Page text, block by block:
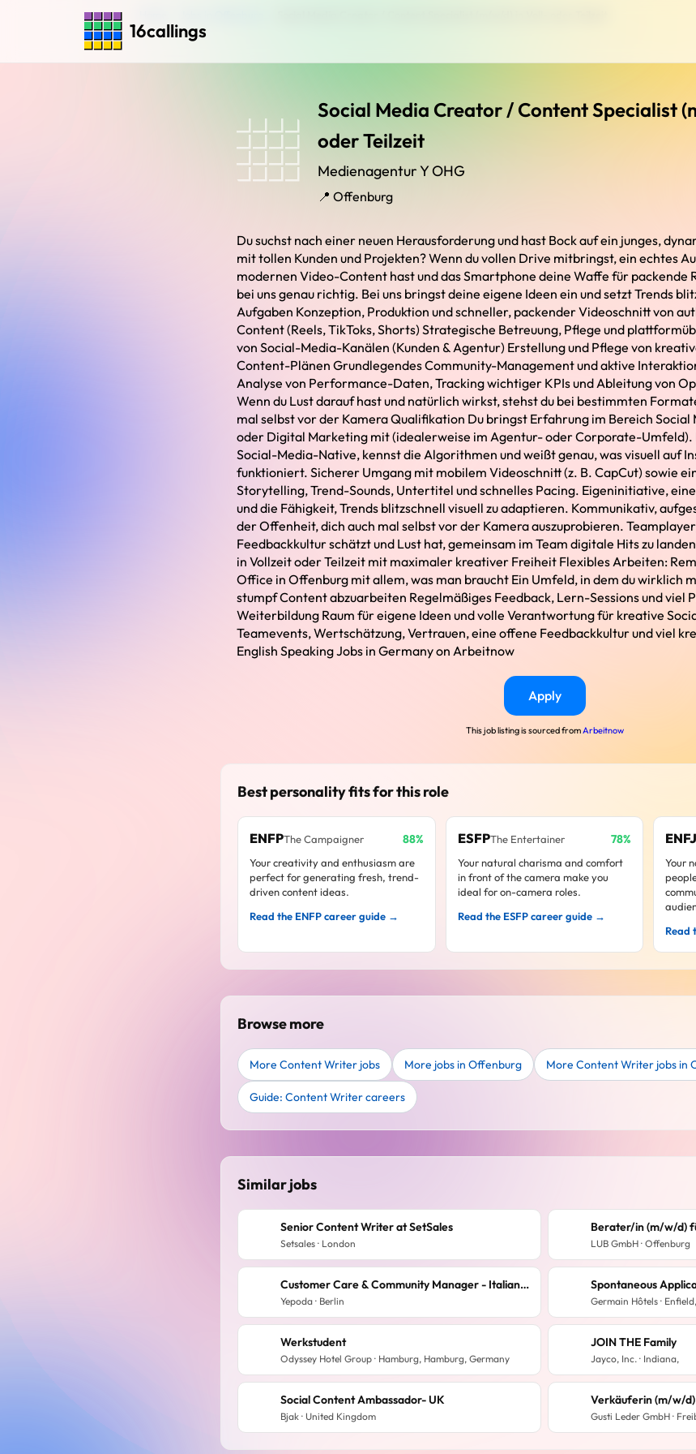
16callings
Social Media Creator / Content Specialist
oder Teilzeit
Medienagentur Y OHG
📍 Offenburg
Du suchst nach einer neuen Herausforderung und hast Bock auf ein junges,
mit tollen Kunden und Projekten? Wenn du vollen Drive mitbringst, ein echtes
modernen Video-Content hast und das Smartphone deine Waffe für packende
bei uns genau richtig. Bei uns bringst deine eigene Ideen ein und setzt Trends
Aufgaben Konzeption, Produktion und schneller, packender Videoschnitt von
Content (Reels, TikToks, Shorts) Strategische Betreuung, Pflege und
von Social-Media-Kanälen (Kunden & Agentur) Erstellung und Pflege von
Content-Plänen Grundlegendes Community-Management und aktive
Analyse von Performance-Daten, Tracking wichtiger KPIs und Ableitung von
Wenn du Lust darauf hast und natürlich wirkst, stehst du bei bestimmten
mal selbst vor der Kamera Qualifikation Du bringst Erfahrung im Bereich
oder Digital Marketing mit (idealerweise im Agentur- oder Corporate-Umfeld).
Social-Media-Native, kennst die Algorithmen und weißt genau, was visuell auf
funktioniert. Sicherer Umgang mit mobilem Videoschnitt (z. B. CapCut) sowie
Storytelling, Trend-Sounds, Untertitel und schnelles Pacing. Eigeninitiative,
und die Fähigkeit, Trends blitzschnell visuell zu adaptieren. Kommunikativ,
der Offenheit, dich auch mal selbst vor der Kamera auszuprobieren.
Feedbackkultur schätzt und Lust hat, gemeinsam im Team digitale Hits zu
in Vollzeit oder Teilzeit mit maximaler kreativer Freiheit Flexibles Arbeiten:
Office in Offenburg mit allem, was man braucht Ein Umfeld, in dem du wirklich
stumpf Content abzuarbeiten Regelmäßiges Feedback, Lern-Sessions und viel
Weiterbildung Raum für eigene Ideen und volle Verantwortung für kreative
Teamevents, Wertschätzung, Vertrauen, eine offene Feedbackkultur und viel
English Speaking Jobs in Germany on Arbeitnow
Apply
This job listing is sourced fromArbeitnow
Best personality fits for this role
ENFPThe Campaigner 88%
Your creativity and enthusiasm are
perfect for generating fresh, trend-
driven content ideas.
Read the ENFP career guide →
ESFPThe Entertainer 78%
Your natural charisma and comfort
in front of the camera make you
ideal for on-camera roles.
Read the ESFP career guide →
Your
Read
Browse more
More Content Writer jobs More jobs in Offenburg More Content Writer jobs in
Guide: Content Writer careers
Similar jobs
Senior Content Writer at SetSales
Setsales · London LUB GmbH · Offenburg
Customer Care & Community Manager - Italian & Spanish (m/f/d)
Yepoda · Berlin
Spontaneous
Germain Hôtels · Enfield,
Werkstudent
Odyssey Hotel Group · Hamburg, Hamburg, Germany
JOIN THE Family
Jayco, Inc. · Indiana,
Social Content Ambassador- UK
Bjak · United Kingdom
Verkäuferin (m/w/